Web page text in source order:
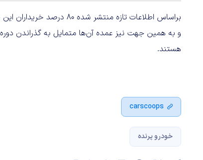
براساس اطلاعات تازه
و به همین جهت نیز عمده آن‌ها متمایل به گذراندن
هستند.
carscoops
خودرو پرنده